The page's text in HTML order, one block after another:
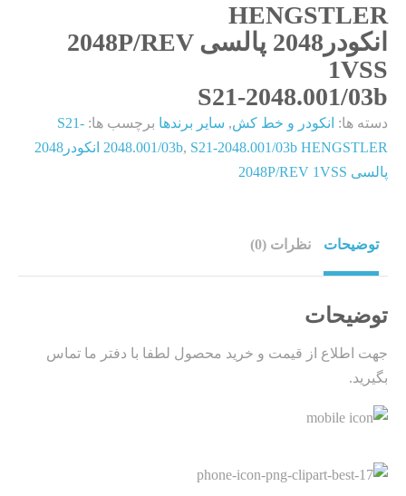
HENGSTLER
انکودر2048 پالسی 2048P/REV
1VSS
S21-2048.001/03b
دسته ها: انکودر و خط کش, سایر برندها برچسب ها: S21-
2048.001/03b,
S21-2048.001/03b HENGSTLER انکودر2048
پالسی 2048P/REV 1VSS
توضیحات نظرات (0)
توضیحات
جهت اطلاع از قیمت و خرید محصول لطفا با دفتر ما تماس
بگیرید.